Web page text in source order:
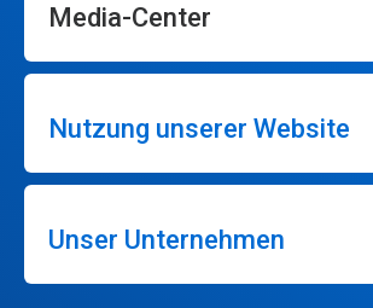
Media-Center
Nutzung unserer Website
Unser Unternehmen